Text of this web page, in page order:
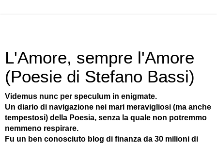
L'Amore, sempre l'Amore
(Poesie di Stefano Bassi)
Videmus nunc per speculum in enigmate.
Un diario di navigazione nei mari meravigliosi (ma anche
tempestosi) della Poesia, senza la quale non potremmo
nemmeno respirare.
Fu un ben conosciuto blog di finanza da 30 milioni di